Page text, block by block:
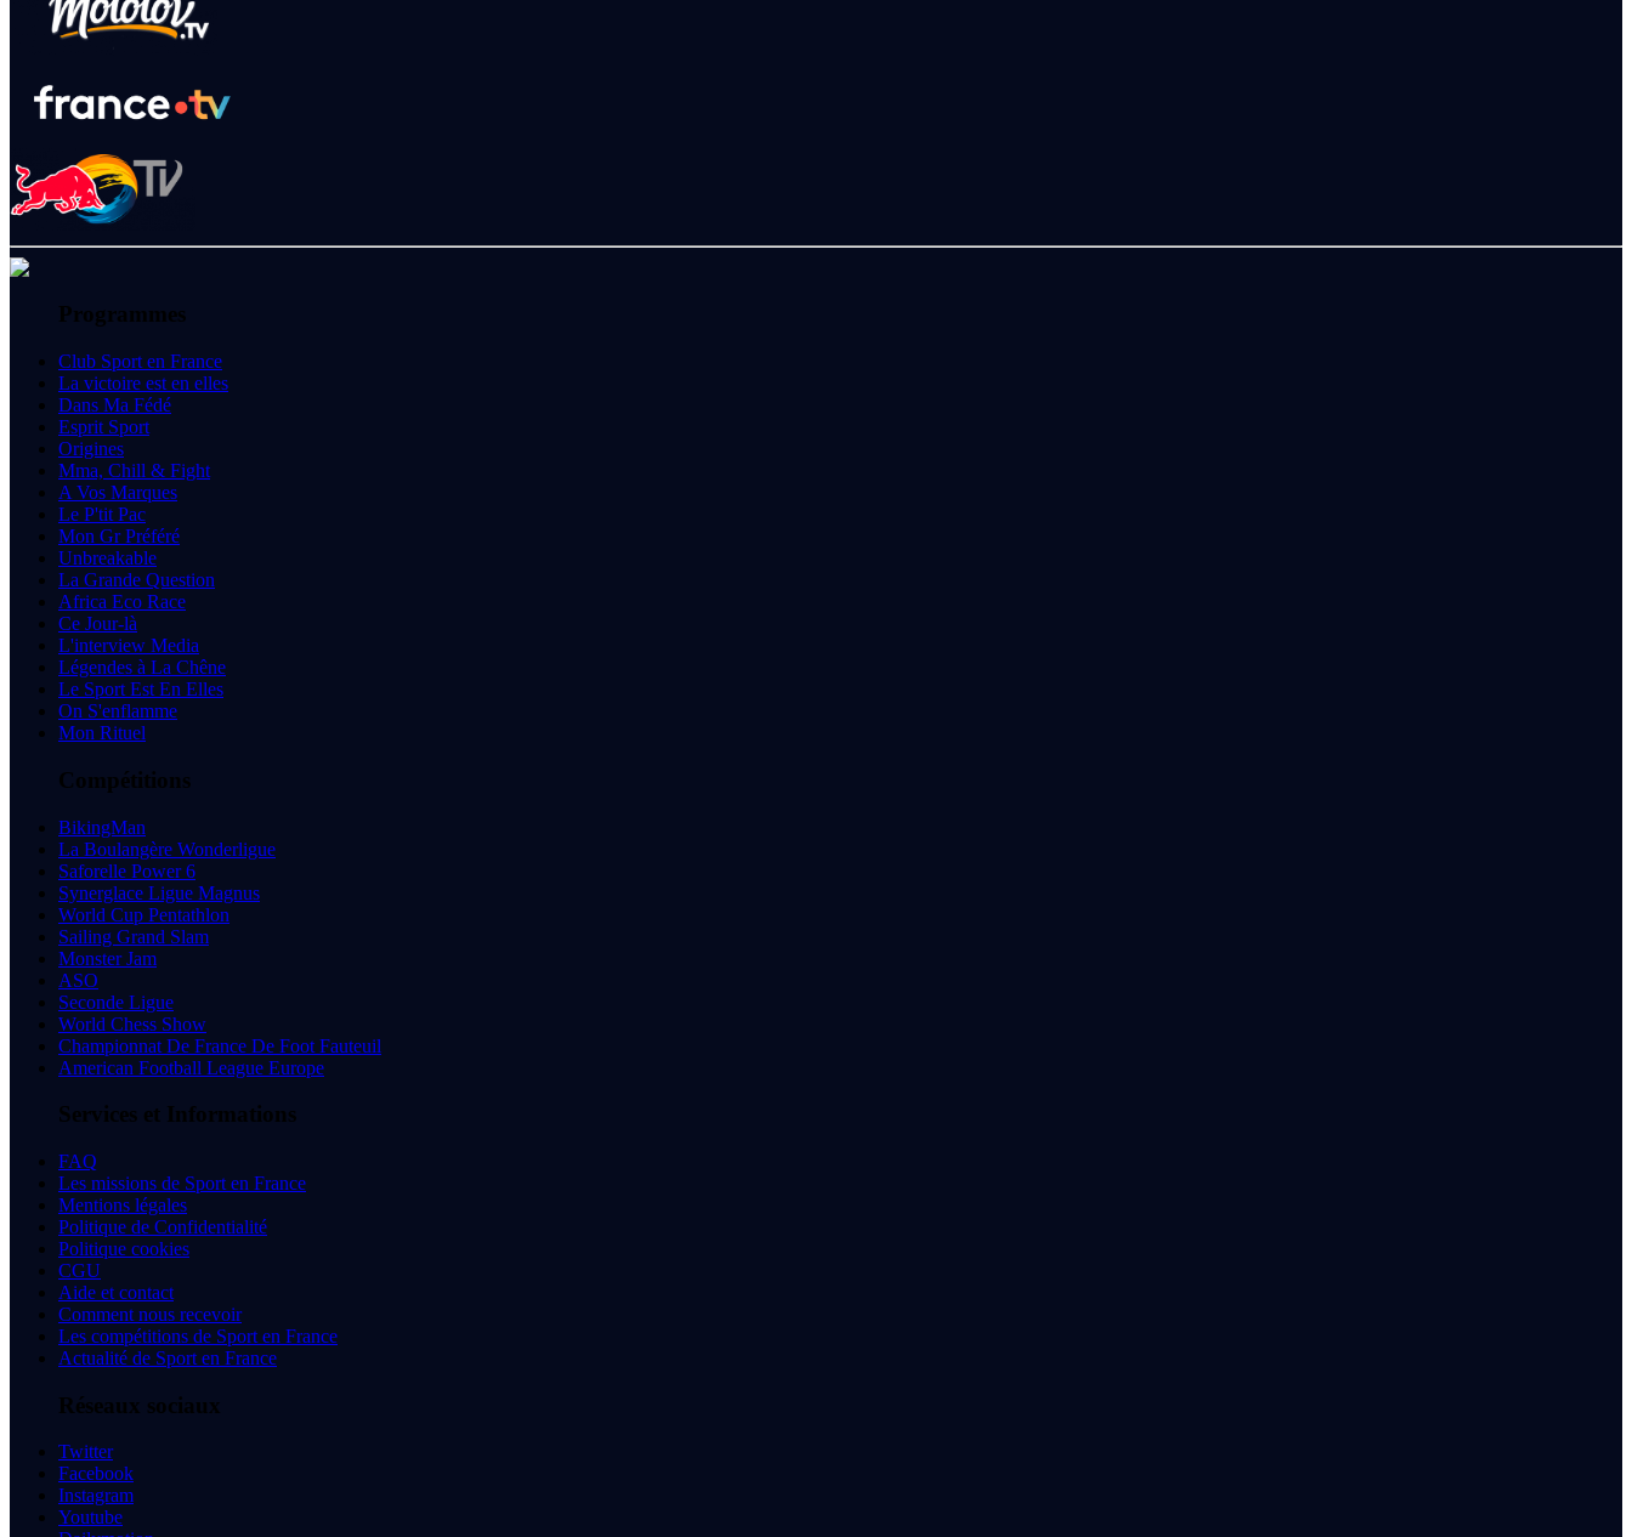
Programmes
Club Sport en France
La victoire est en elles
Dans Ma Fédé
Esprit Sport
Origines
Mma, Chill & Fight
A Vos Marques
Le P'tit Pac
Mon Gr Préféré
Unbreakable
La Grande Question
Africa Eco Race
Ce Jour-là
L'interview Media
Légendes à La Chêne
Le Sport Est En Elles
On S'enflamme
Mon Rituel
Compétitions
BikingMan
La Boulangère Wonderligue
Saforelle Power 6
Synerglace Ligue Magnus
World Cup Pentathlon
Sailing Grand Slam
Monster Jam
ASO
Seconde Ligue
World Chess Show
Championnat De France De Foot Fauteuil
American Football League Europe
Services et Informations
FAQ
Les missions de Sport en France
Mentions légales
Politique de Confidentialité
Politique cookies
CGU
Aide et contact
Comment nous recevoir
Les compétitions de Sport en France
Actualité de Sport en France
Réseaux sociaux
Twitter
Facebook
Instagram
Youtube